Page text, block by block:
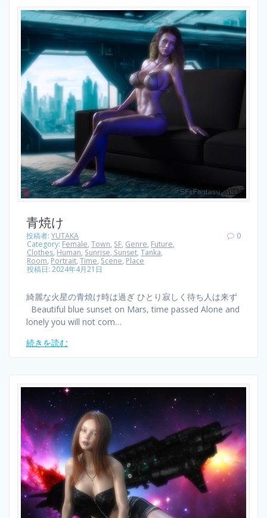
青焼け
投稿者: YUTAKA
Category: Female,Town, SF, Genre, Future,
Clothes, Human, Sunrise, Sunset,Tanka,
Room, Portrait,Time, Scene, Place
投稿日: 2024年4月21日
0
綺麗な火星の青焼け時は過ぎ ひとり寂しく待ち人は来ず
Beautiful blue sunset on Mars, time passed Alone and
lonely you will not com…
続きを読む